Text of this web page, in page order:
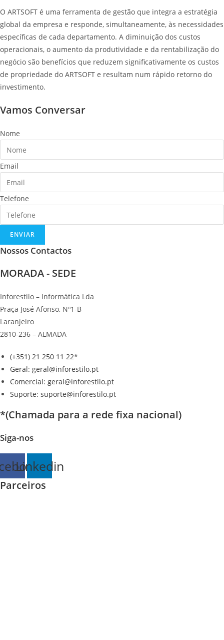
O ARTSOFT é uma ferramenta de gestão que integra a estratégia
global da empresa e responde, simultaneamente, às necessidades
específicas de cada departamento. A diminuição dos custos
operacionais, o aumento da produtividade e da rentabilização do
negócio são benefícios que reduzem significativamente os custos
de propriedade do ARTSOFT e resultam num rápido retorno do
investimento.
Vamos Conversar
Nome
Email
Telefone
ENVIAR
Nossos Contactos
MORADA - SEDE
Inforestilo – Informática Lda
Praça José Afonso, Nº1-B
Laranjeiro
2810-236 – ALMADA
(+351) 21 250 11 22*
Geral: geral@inforestilo.pt
Comercial: geral@inforestilo.pt
Suporte: suporte@inforestilo.pt
*(Chamada para a rede fixa nacional)
Siga-nos
Linkedin
Parceiros